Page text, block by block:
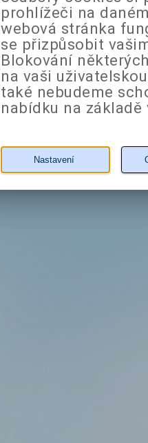
prohlížeči na
webová stránka
se přizpůsobit
Blokování
na vaši
také nebudeme
nabídku na
Nastavení